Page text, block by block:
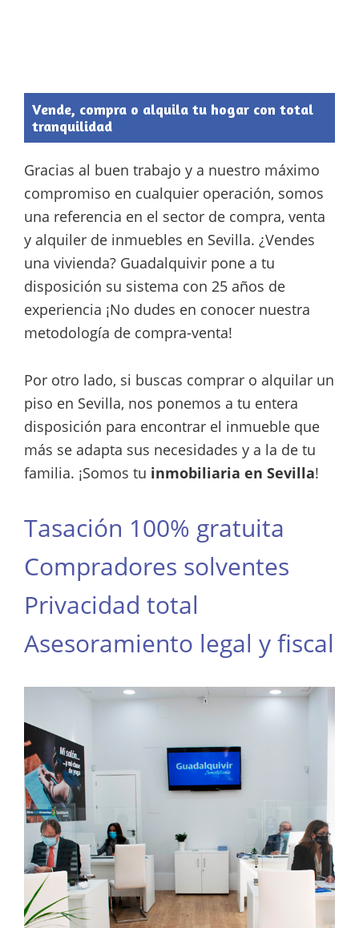
Vende, compra o alquila tu hogar con total
tranquilidad
Gracias al buen trabajo y a nuestro máximo
compromiso en cualquier operación, somos
una referencia en el sector de compra, venta
y alquiler de inmuebles en Sevilla. ¿Vendes
una vivienda? Guadalquivir pone a tu
disposición su sistema con 25 años de
experiencia ¡No dudes en conocer nuestra
metodología de compra-venta!
Por otro lado, si buscas comprar o alquilar un
piso en Sevilla, nos ponemos a tu entera
disposición para encontrar el inmueble que
más se adapta sus necesidades y a la de tu
familia. ¡Somos tu inmobiliaria en Sevilla!
Tasación 100% gratuita
Compradores solventes
Privacidad total
Asesoramiento legal y fiscal